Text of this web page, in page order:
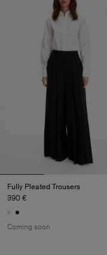
Fully Pleated Trousers
390 €
Coming soon